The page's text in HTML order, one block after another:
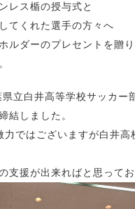
レス楯の授与式と
てくれた選手の方々へ
ルダーのプレセントを贈り
立白井高等学校サッカー
結しました。
力ではございますが白井高
支援が出来ればと思ってお